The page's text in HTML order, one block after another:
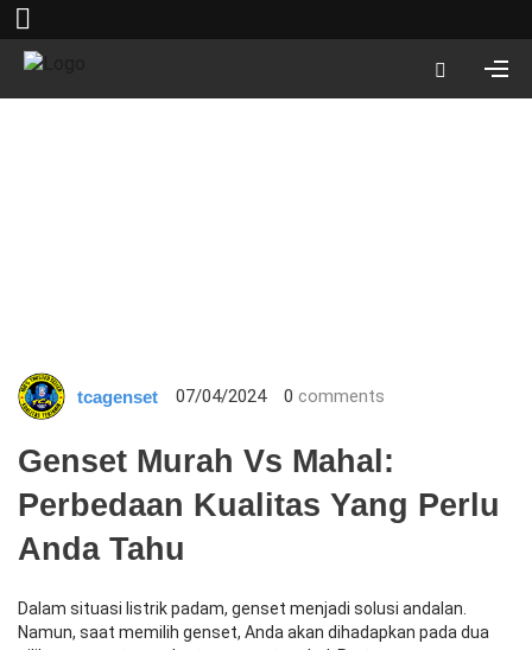
tcagenset 07/04/2024 0 comments
Genset Murah Vs Mahal:
Perbedaan Kualitas Yang Perlu
Anda Tahu
Dalam situasi listrik padam, genset menjadi solusi andalan.
Namun, saat memilih genset, Anda akan dihadapkan pada dua